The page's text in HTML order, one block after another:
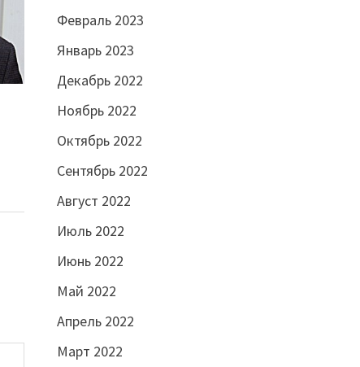
Февраль 2023
Январь 2023
Декабрь 2022
Ноябрь 2022
Октябрь 2022
Сентябрь 2022
Август 2022
Июль 2022
Июнь 2022
Май 2022
Апрель 2022
Март 2022